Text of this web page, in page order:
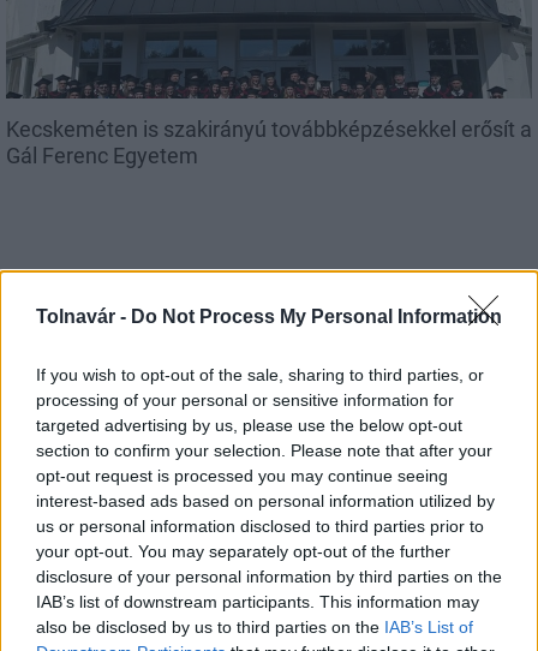
Tolnavár - Do Not Process My Personal Information
If you wish to opt-out of the sale, sharing to third parties, or
processing of your personal or sensitive information for
targeted advertising by us, please use the below opt-out
section to confirm your selection. Please note that after your
opt-out request is processed you may continue seeing
interest-based ads based on personal information utilized by
us or personal information disclosed to third parties prior to
your opt-out. You may separately opt-out of the further
disclosure of your personal information by third parties on the
IAB’s list of downstream participants. This information may
also be disclosed by us to third parties on the IAB’s List of
Kecskeméten is szakirányú továbbképzésekkel erősít a
Gál Ferenc Egyetem
A lakosságra is fontos szerep hárul a szúnyoginvázió
elkerülésében